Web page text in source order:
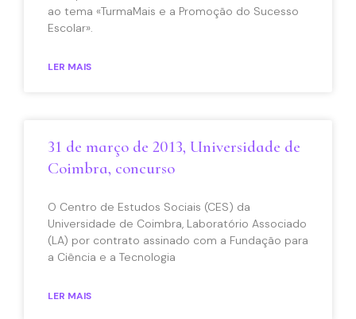
ao tema «TurmaMais e a Promoção do Sucesso
Escolar».
LER MAIS
31 de março de 2013, Universidade de
Coimbra, concurso
O Centro de Estudos Sociais (CES) da
Universidade de Coimbra, Laboratório Associado
(LA) por contrato assinado com a Fundação para
a Ciência e a Tecnologia
LER MAIS